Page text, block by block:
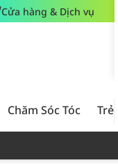
Cửa hàng & Dịch vụ
Chăm Sóc Tóc Trẻ